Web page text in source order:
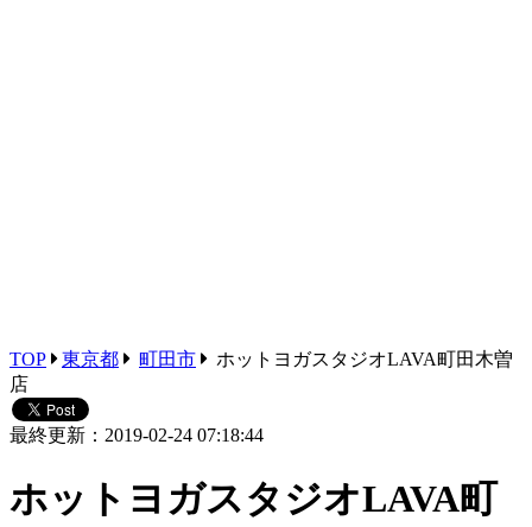
TOP 東京都 町田市
ホットヨガスタジオLAVA町田木曽
店
最終更新：2019-02-24 07:18:44
ホットヨガスタジオLAVA町